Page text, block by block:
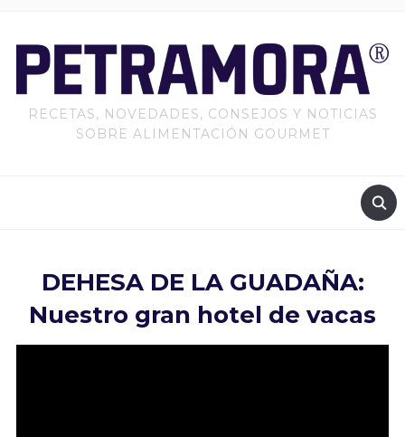
RECETAS, NOVEDADES, CONSEJOS Y NOTICIAS
SOBRE ALIMENTACIÓN GOURMET
DEHESA DE LA GUADAÑA:
Nuestro gran hotel de vacas